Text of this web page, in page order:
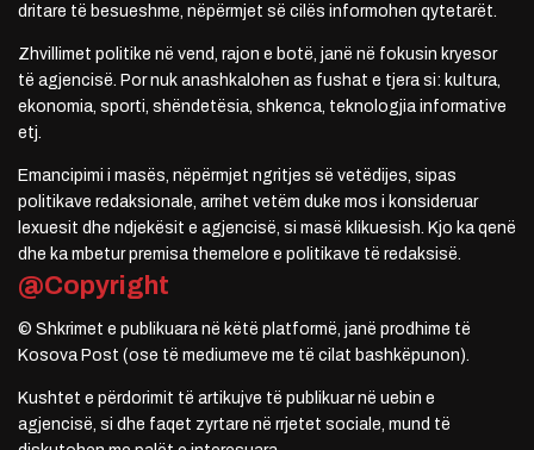
dritare të besueshme, nëpërmjet së cilës informohen qytetarët.
Zhvillimet politike në vend, rajon e botë, janë në fokusin kryesor
të agjencisë. Por nuk anashkalohen as fushat e tjera si: kultura,
ekonomia, sporti, shëndetësia, shkenca, teknologjia informative
etj.
Emancipimi i masës, nëpërmjet ngritjes së vetëdijes, sipas
politikave redaksionale, arrihet vetëm duke mos i konsideruar
lexuesit dhe ndjekësit e agjencisë, si masë klikuesish. Kjo ka qenë
dhe ka mbetur premisa themelore e politikave të redaksisë.
@Copyright
© Shkrimet e publikuara në këtë platformë, janë prodhime të
Kosova Post (ose të mediumeve me të cilat bashkëpunon).
Kushtet e përdorimit të artikujve të publikuar në uebin e
agjencisë, si dhe faqet zyrtare në rrjetet sociale, mund të